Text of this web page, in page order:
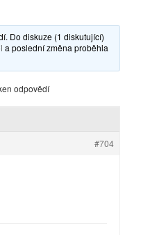
Do diskuze (1 diskutující)
a poslední změna proběhla
odpovědí
#704